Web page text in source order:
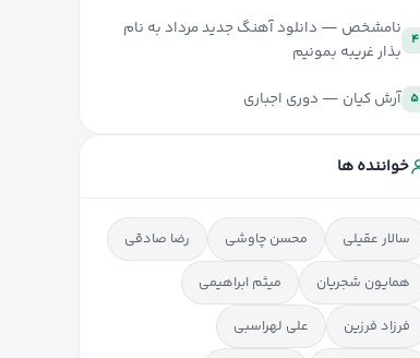
۴
نامشخص — دانلود آهنگ جدید مرداد به نام
بذار غریبه بمونیم
۵ آرش کیان — دوری اجباری
خواننده ها
سالار عقیلی محسن چاوشی
رضا صادقی
همایون شجریان
میثم ابراهیمی
فرزاد فرزین
علی لهراسبی